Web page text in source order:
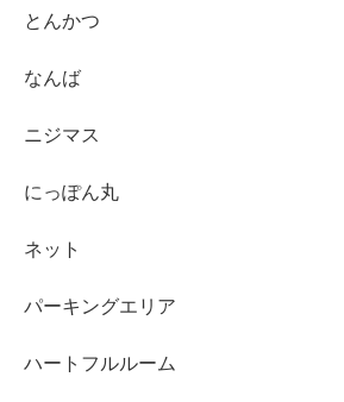
とんかつ
なんば
ニジマス
にっぽん丸
ネット
パーキングエリア
ハートフルルーム